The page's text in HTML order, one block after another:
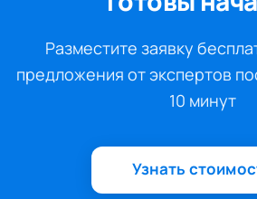
Разместите заявку
предложения от экспертов
10 минут
Узнать